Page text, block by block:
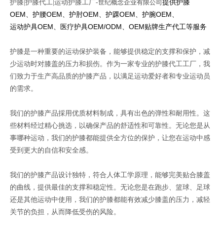
护膝|护膝代工|运动护膝工厂-世纪概念企业有限公司 提供护膝
OEM、护腰OEM、护肘OEM、护踝OEM、护腕OEM、
运动护具OEM、医疗护具OEM/ODM、OEM贴牌生产代工等服务
护膝是一种重要的运动保护装备，能够提供稳定的支撑和保护，减
少运动时对膝盖的压力和损伤。作为一家专业的护膝代工工厂，我
们致力于生产高品质的护膝产品，以满足运动爱好者和专业运动员
的需求。
我们的护膝产品採用优质材料制成，具有出色的弹性和耐用性。这
些材料经过精心挑选，以确保产品的舒适性和可靠性。无论您是从
事哪种运动，我们的护膝都能提供全方位的保护，让您在运动中感
受到更大的自信和安全感。
我们的护膝产品设计独特，符合人体工学原理，能够完美贴合膝盖
的曲线，提供最佳的支撑和稳定性。无论您是在跑步、篮球、足球
还是其他运动中使用，我们的护膝都能有效减少膝盖的压力，减轻
关节的负担，从而降低受伤的风险。